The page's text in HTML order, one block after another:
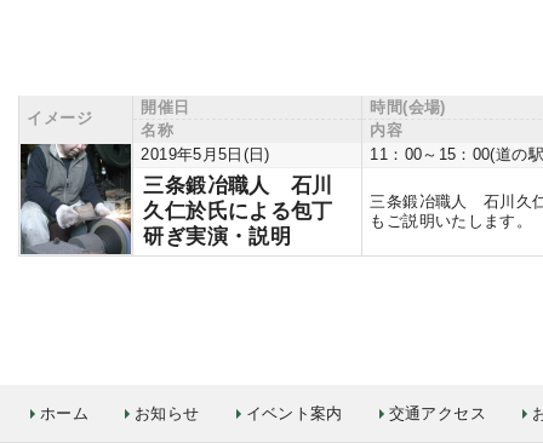
イメージ
開催日
時間(会場)
名称
内容
2019年5月5日(日)
11：00～15：00(道の
三条鍛冶職人 石川
久仁於氏による包丁
研ぎ実演・説明
三条鍛冶職人 石川久
もご説明いたします。
ホーム お知らせ イベント案内 交通アクセス